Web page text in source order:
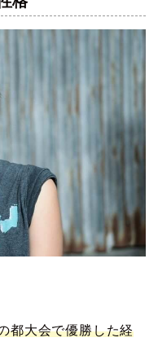
都大会で優勝した経